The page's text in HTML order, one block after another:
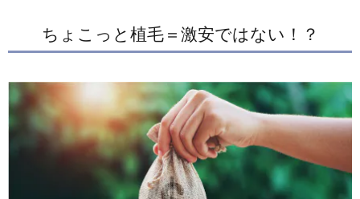
ちょこっと植毛＝激安ではない！？